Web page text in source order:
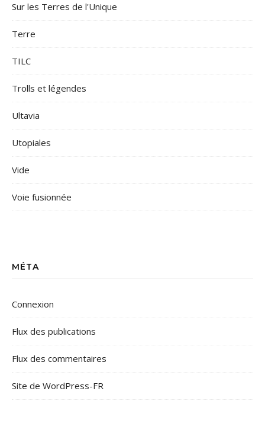
Sur les Terres de l'Unique
Terre
TILC
Trolls et légendes
Ultavia
Utopiales
Vide
Voie fusionnée
MÉTA
Connexion
Flux des publications
Flux des commentaires
Site de WordPress-FR